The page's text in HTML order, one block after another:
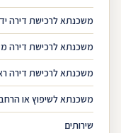
משכנתא לרכישת דירה יד
משכנתא לרכישת דירה
משכנתא לרכישת דירה
משכנתא לשיפוץ או
שירותים